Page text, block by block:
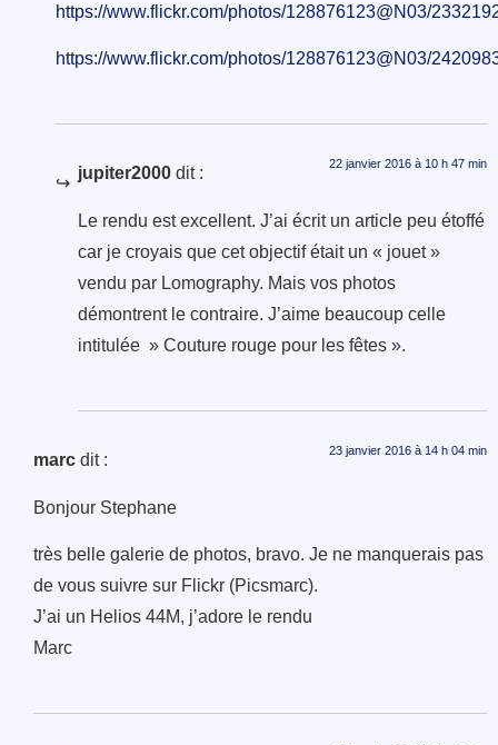
https://www.flickr.com/photos/128876123@N03/
https://www.flickr.com/photos/128876123@N03/
jupiter2000 dit : 22 janvier 2016 à 10 h 47 min
Le rendu est excellent. J’ai écrit un article peu étoffé
car je croyais que cet objectif était un « jouet »
vendu par Lomography. Mais vos photos
démontrent le contraire. J’aime beaucoup celle
intitulée » Couture rouge pour les fêtes ».
marc dit : 23 janvier 2016 à 14 h 04 min
Bonjour Stephane
très belle galerie de photos, bravo. Je ne manquerais pas
de vous suivre sur Flickr (Picsmarc).
J’ai un Helios 44M, j’adore le rendu
Marc